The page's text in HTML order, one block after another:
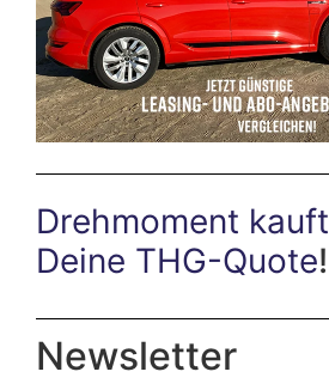
Drehmoment kauft
Deine THG-Quote!
Newsletter